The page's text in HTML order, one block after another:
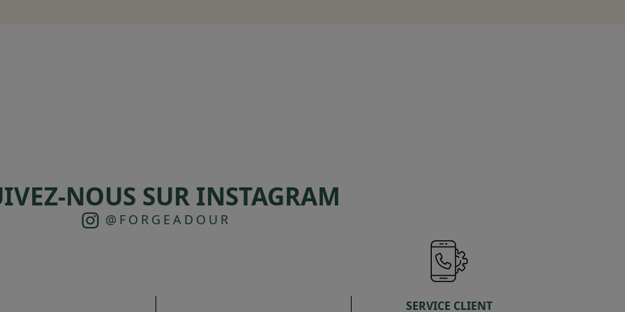
NOUS SUR INSTAGRAM
@FORGEADOUR
SERVICE CLIENT